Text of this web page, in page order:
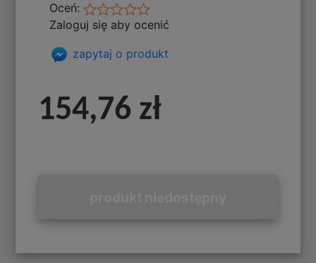
Oceń:
Zaloguj się aby ocenić
zapytaj o produkt
154,76 zł